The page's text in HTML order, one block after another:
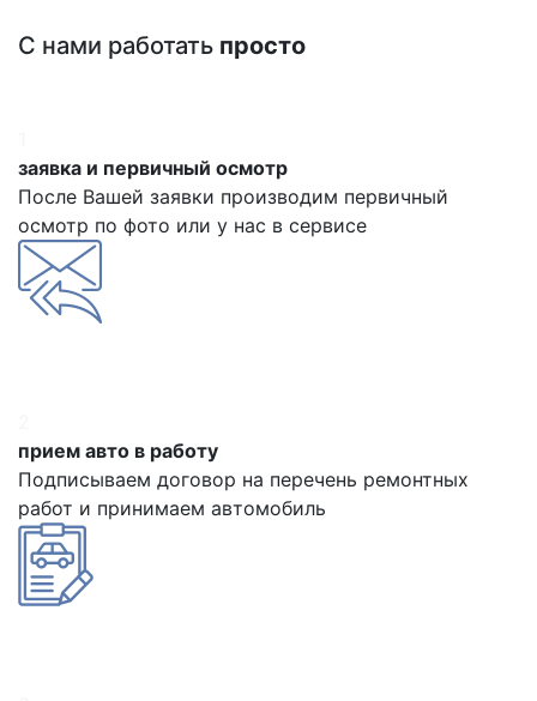
С нами работать просто
заявка и первичный осмотр
После Вашей заявки производим первичный
осмотр по фото или у нас в сервисе
прием авто в работу
Подписываем договор на перечень ремонтных
работ и принимаем автомобиль